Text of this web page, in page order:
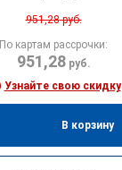
951,28руб.
По картам рассрочки:
951,28руб.
Узнайте свою скидку
В корзину